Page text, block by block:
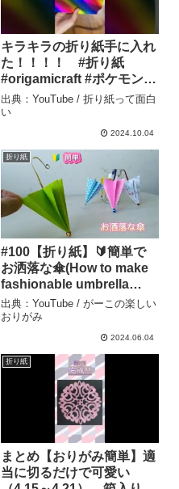
キラキラの折り紙手に入れ
た！！！！ #折り紙
#origamicraft #ポケモン #
折りたたみ #ハンドメイド
#簡単な折り紙 #origami #
折り紙アート #ポケモンsv
て面白い
出典：YouTube / 折り紙って面白
い
2024.10.04
折り紙
#100【折り紙】🔰簡単で
お洒落な傘(How to make
fashionable umbrella
easily） – がーこの楽しい
おりがみ
出典：YouTube / がーこの楽しい
おりがみ
2024.06.04
折り紙
まとめ【おりがみ簡単】適
当に切るだけで可愛い